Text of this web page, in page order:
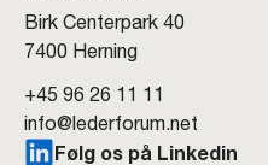
Birk Centerpark 40
7400 Herning
+45 96 26 11 11
info@lederforum.net
Følg os på Linkedin